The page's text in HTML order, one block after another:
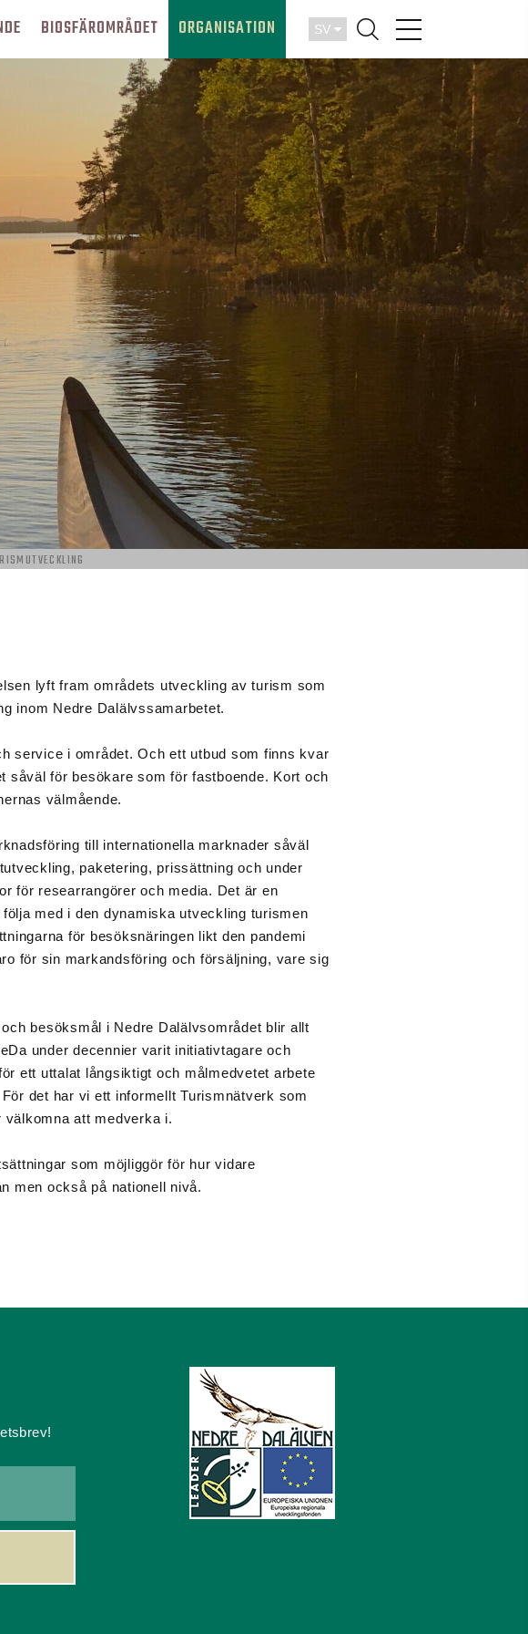
SV
BIOSFÄROMRÅDET ORGANISATION
lyft fram områdets utveckling av turism som
inom Nedre Dalälvssamarbetet.
service i området. Och ett utbud som finns kvar
för besökare som för fastboende. Kort och
välmående.
till internationella marknader såväl
paketering, prissättning och under
för researrangörer och media. Det är en
med i den dynamiska utveckling turismen
för besöksnäringen likt den pandemi
för sin markandsföring och försäljning, vare sig
besöksmål i Nedre Dalälvsområdet blir allt
under decennier varit initiativtagare och
ett uttalat långsiktigt och målmedvetet arbete
det har vi ett informellt Turismnätverk som
välkomna att medverka i.
som möjliggör för hur vidare
men också på nationell nivå.